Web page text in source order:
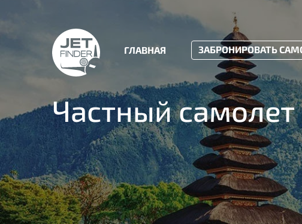
ГЛАВНАЯ ЗАБРОНИРОВАТЬ
Частный